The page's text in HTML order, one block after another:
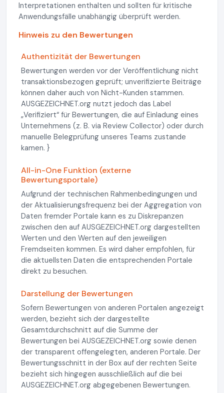
Interpretationen enthalten und sollten für kritische
Anwendungsfälle unabhängig überprüft werden.
Hinweis zu den Bewertungen
Authentizität der Bewertungen
Bewertungen werden vor der Veröffentlichung nicht
transaktionsbezogen geprüft; unverifizierte Beiträge
können daher auch von Nicht-Kunden stammen.
AUSGEZEICHNET.org nutzt jedoch das Label
„Verifiziert“ für Bewertungen, die auf Einladung eines
Unternehmens (z. B. via Review Collector) oder durch
manuelle Belegprüfung unseres Teams zustande
kamen. }
All-in-One Funktion (externe
Bewertungsportale)
Aufgrund der technischen Rahmenbedingungen und
der Aktualisierungsfrequenz bei der Aggregation von
Daten fremder Portale kann es zu Diskrepanzen
zwischen den auf AUSGEZEICHNET.org dargestellten
Werten und den Werten auf den jeweiligen
Fremdseiten kommen. Es wird daher empfohlen, für
die aktuellsten Daten die entsprechenden Portale
direkt zu besuchen.
Darstellung der Bewertungen
Sofern Bewertungen von anderen Portalen angezeigt
werden, bezieht sich der dargestellte
Gesamtdurchschnitt auf die Summe der
Bewertungen bei AUSGEZEICHNET.org sowie denen
der transparent offengelegten, anderen Portale. Der
Bewertungsschnitt in der Box auf der rechten Seite
bezieht sich hingegen ausschließlich auf die bei
AUSGEZEICHNET.org abgegebenen Bewertungen.